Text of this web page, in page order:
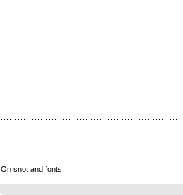
On snot and fonts